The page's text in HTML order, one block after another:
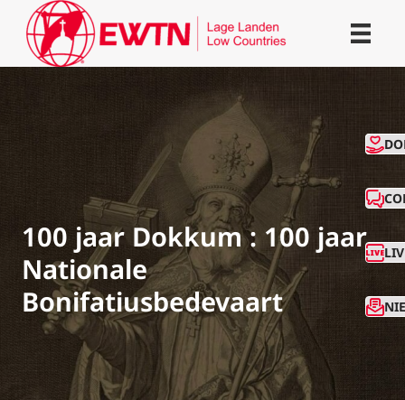
100 jaar Dokkum : 100 jaar
Nationale
Bonifatiusbedevaart